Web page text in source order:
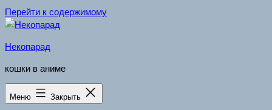
Перейти к содержимому
Некопарад
кошки в аниме
Меню Закрыть